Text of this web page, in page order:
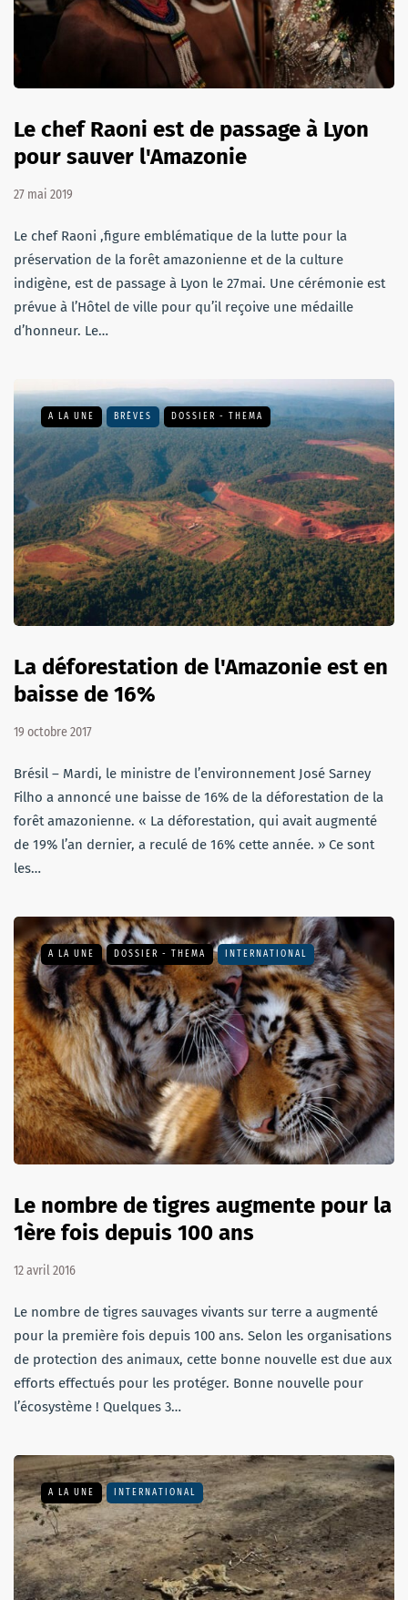
Le chef Raoni est de passage à Lyon
pour sauver l'Amazonie
27 mai 2019
Le chef Raoni ,figure emblématique de la lutte pour la
préservation de la forêt amazonienne et de la culture
indigène, est de passage à Lyon le 27mai. Une cérémonie est
prévue à l’Hôtel de ville pour qu’il reçoive une médaille
d’honneur. Le…
A LA UNE BRÈVES DOSSIER - THEMA
La déforestation de l'Amazonie est en
baisse de 16%
19 octobre 2017
Brésil – Mardi, le ministre de l’environnement José Sarney
Filho a annoncé une baisse de 16% de la déforestation de la
forêt amazonienne. « La déforestation, qui avait augmenté
de 19% l’an dernier, a reculé de 16% cette année. » Ce sont
les…
A LA UNE DOSSIER - THEMA INTERNATIONAL
Le nombre de tigres augmente pour la
1ère fois depuis 100 ans
12 avril 2016
Le nombre de tigres sauvages vivants sur terre a augmenté
pour la première fois depuis 100 ans. Selon les organisations
de protection des animaux, cette bonne nouvelle est due aux
efforts effectués pour les protéger. Bonne nouvelle pour
l’écosystème ! Quelques 3…
A LA UNE INTERNATIONAL